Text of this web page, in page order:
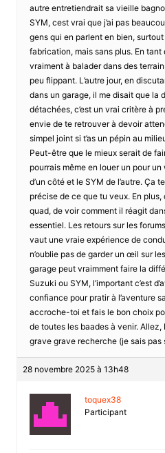
autre entretiendrait sa vieille
SYM, cest vrai que j’ai pas
gens qui en parlent en bien,
fabrication, mais sans plus. En tant
vraiment à balader dans des
peu flippant. L’autre jour, en
dans un garage, il me disait que la
détachées, c’est un vrai critère à
envie de te retrouver à devoir
simpel joint si t’as un pépin au
Peut-être que le mieux serait de
pourrais même en louer un pour
d’un côté et le SYM de l’autre. Ça
précise de ce que tu veux. En
quad, de voir comment il réagit
essentiel. Les retours sur les
vaut une vraie expérience de
n’oublie pas de garder un œil sur
garage peut vraimment faire la
Suzuki ou SYM, l’important c’est
confiance pour pratir à l’aventure
accroche-toi et fais le bon choix
de toutes les baades à venir.
grave grave recherche (je sais pas
28 novembre 2025 à 13h48
toquex38
Participant